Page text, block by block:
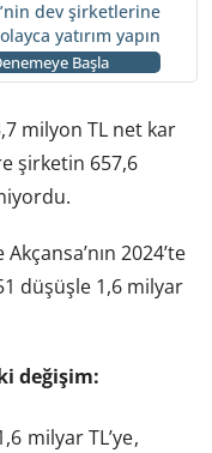
dev şirketlerine
yatırım yapın
Başla
milyon TL net kar
şirketin 657,6
2024’te
düşüşle 1,6 milyar
değişim:
milyar TL’ye,